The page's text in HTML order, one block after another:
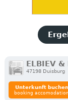
ELBIEV &
47198 Duisburg
Unterkunft buchen
booking accomodation